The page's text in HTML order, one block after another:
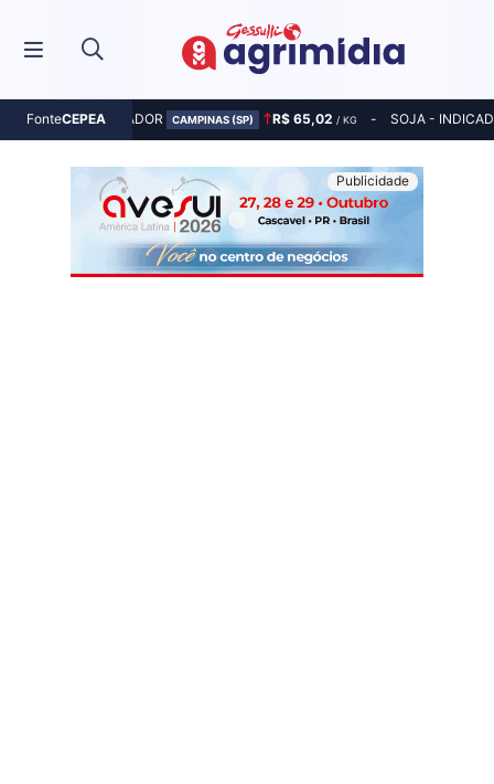
FonteCEPEA
MILHO - INDICADOR CAMPINAS (SP) R$ 65,02 / KG SOJA -